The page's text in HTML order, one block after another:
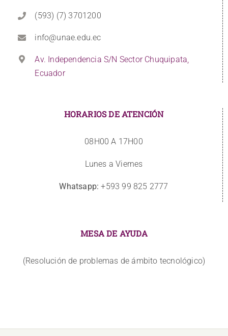
(593) (7) 3701200
info@unae.edu.ec
Av. Independencia S/N Sector Chuquipata,
Ecuador
HORARIOS DE ATENCIÓN
08H00 A 17H00
Lunes a Viernes
Whatsapp: +593 99 825 2777
MESA DE AYUDA
(Resolución de problemas de ámbito tecnológico)